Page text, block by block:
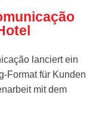
lanciert ein
Format für Kunden
mit dem